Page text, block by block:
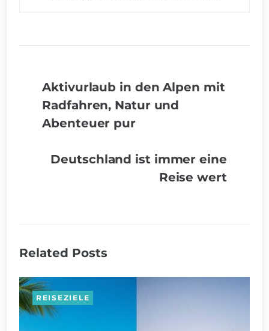
Aktivurlaub in den Alpen mit
Radfahren, Natur und
Abenteuer pur
Deutschland ist immer eine
Reise wert
Related Posts
REISEZIELE